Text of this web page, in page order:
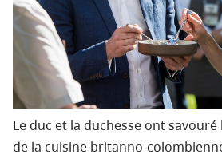
Le duc et la duchesse ont
de la cuisine